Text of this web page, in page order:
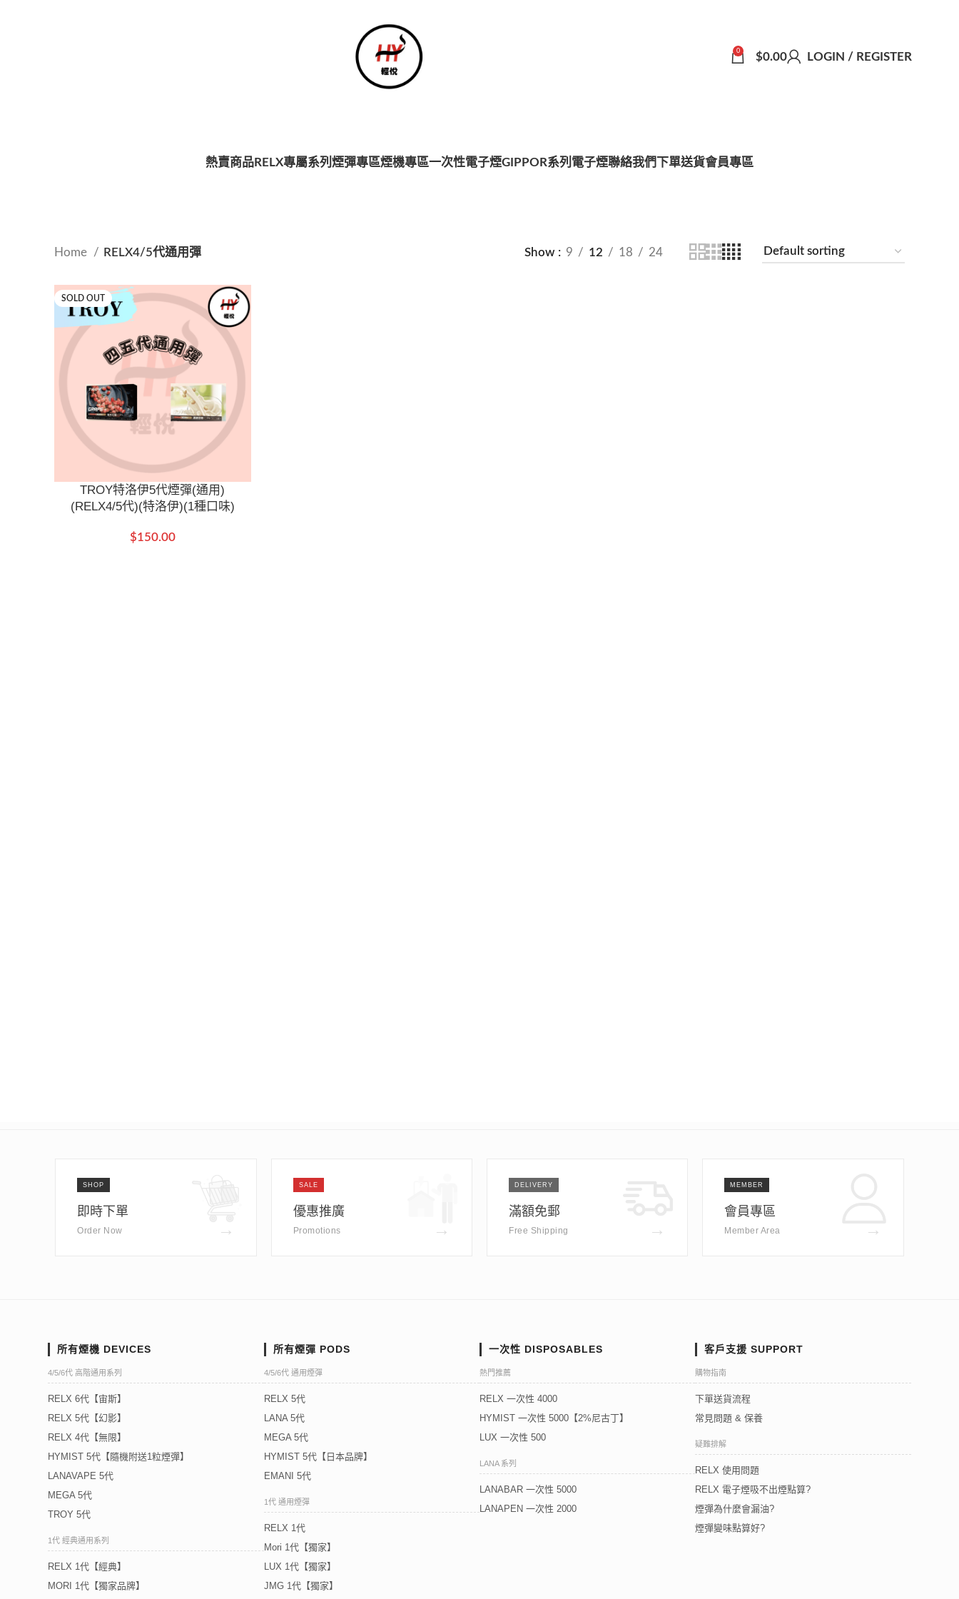
0 $0.00 LOGIN / REGISTER
熱賣商品RELX專屬系列 煙彈專區煙機專區一次性電子煙GIPPOR系列電子煙聯絡我們 下單送貨會員專區
Home RELX4/5代通用彈 Show 9 12 18 24
SOLD OUT
TROY特洛伊5代煙彈(通用)
(RELX4/5代)(特洛伊)(1種口味)
$150.00
SHOP
即時下單
Order Now →
SALE
優惠推廣
Promotions →
DELIVERY
滿額免郵
Free Shipping →
MEMBER
會員專區
Member Area →
所有煙機 DEVICES
4/5/6代 高階通用系列
RELX 6代【宙斯】
RELX 5代【幻影】
RELX 4代【無限】
HYMIST 5代【隨機附送1粒煙彈】
LANAVAPE 5代
MEGA 5代
TROY 5代
1代 經典通用系列
RELX 1代【經典】
MORI 1代【獨家品牌】
所有煙彈 PODS
4/5/6代 通用煙彈
RELX 5代
LANA 5代
MEGA 5代
HYMIST 5代【日本品牌】
EMANI 5代
1代 通用煙彈
RELX 1代
Mori 1代【獨家】
LUX 1代【獨家】
JMG 1代【獨家】
一次性 DISPOSABLES
熱門推薦
RELX 一次性 4000
HYMIST 一次性 5000【2%尼古丁】
LUX 一次性 500
LANA 系列
LANABAR 一次性 5000
LANAPEN 一次性 2000
客戶支援 SUPPORT
購物指南
下單送貨流程
常見問題 & 保養
疑難排解
RELX 使用問題
RELX 電子煙吸不出煙點算?
煙彈為什麼會漏油?
煙彈變味點算好?